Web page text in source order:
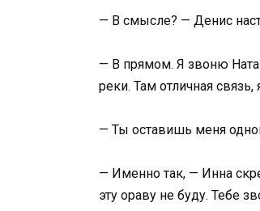
— В смысле? — Денис
— В прямом. Я звоню
реки. Там отличная
— Ты оставишь меня
— Именно так, — Инна
эту ораву не буду. Тебе